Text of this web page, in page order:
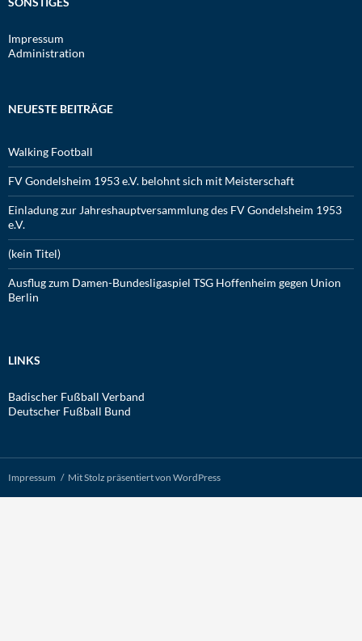
Impressum
Administration
NEUESTE BEITRÄGE
Walking Football
FV Gondelsheim 1953 e.V. belohnt sich mit Meisterschaft
Einladung zur Jahreshauptversammlung des FV Gondelsheim 1953
e.V.
(kein Titel)
Ausflug zum Damen-Bundesligaspiel TSG Hoffenheim gegen Union
Berlin
LINKS
Badischer Fußball Verband
Deutscher Fußball Bund
Impressum Mit Stolz präsentiert von WordPress